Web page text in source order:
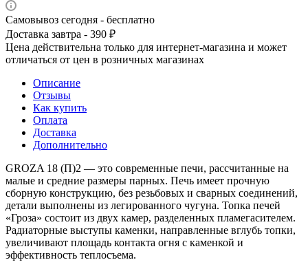
Самовывоз сегодня - бесплатно
Доставка завтра - 390 ₽
Цена действительна только для интернет-магазина и может
отличаться от цен в розничных магазинах
Описание
Отзывы
Как купить
Оплата
Доставка
Дополнительно
GROZA 18 (П)2 — это современные печи, рассчитанные на
малые и средние размеры парных. Печь имеет прочную
сборную конструкцию, без резьбовых и сварных соединений,
детали выполнены из легированного чугуна. Топка печей
«Гроза» состоит из двух камер, разделенных пламегасителем.
Радиаторные выступы каменки, направленные вглубь топки,
увеличивают площадь контакта огня с каменкой и
эффективность теплосъема.